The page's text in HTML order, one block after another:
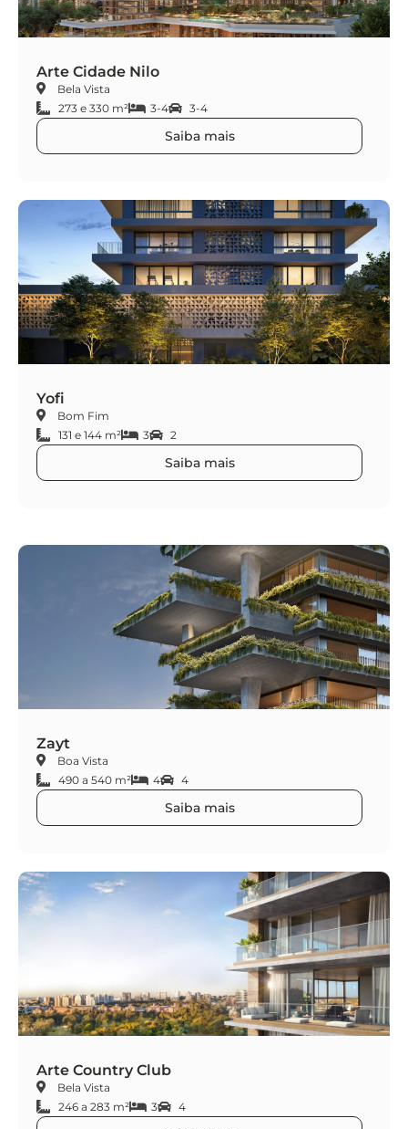
Arte Cidade Nilo
Bela Vista
273 e 330 m²
3-4 3-4
Saiba mais
Yofi
Bom Fim
131 e 144 m²
3 2
Saiba mais
Zayt
Boa Vista
490 a 540 m²
4 4
Saiba mais
Arte Country Club
Bela Vista
246 a 283 m²
3 4